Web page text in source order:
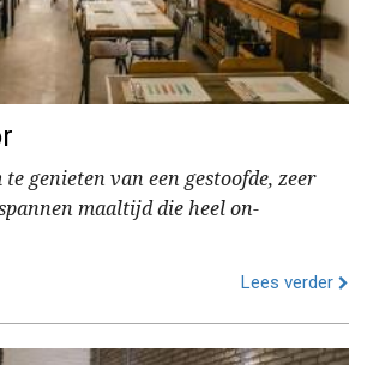
genieten van een gestoofde, zeer
maaltijd die heel on-
Lees verder